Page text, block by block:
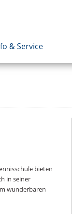
& Service
bieten
in seiner
wunderbaren